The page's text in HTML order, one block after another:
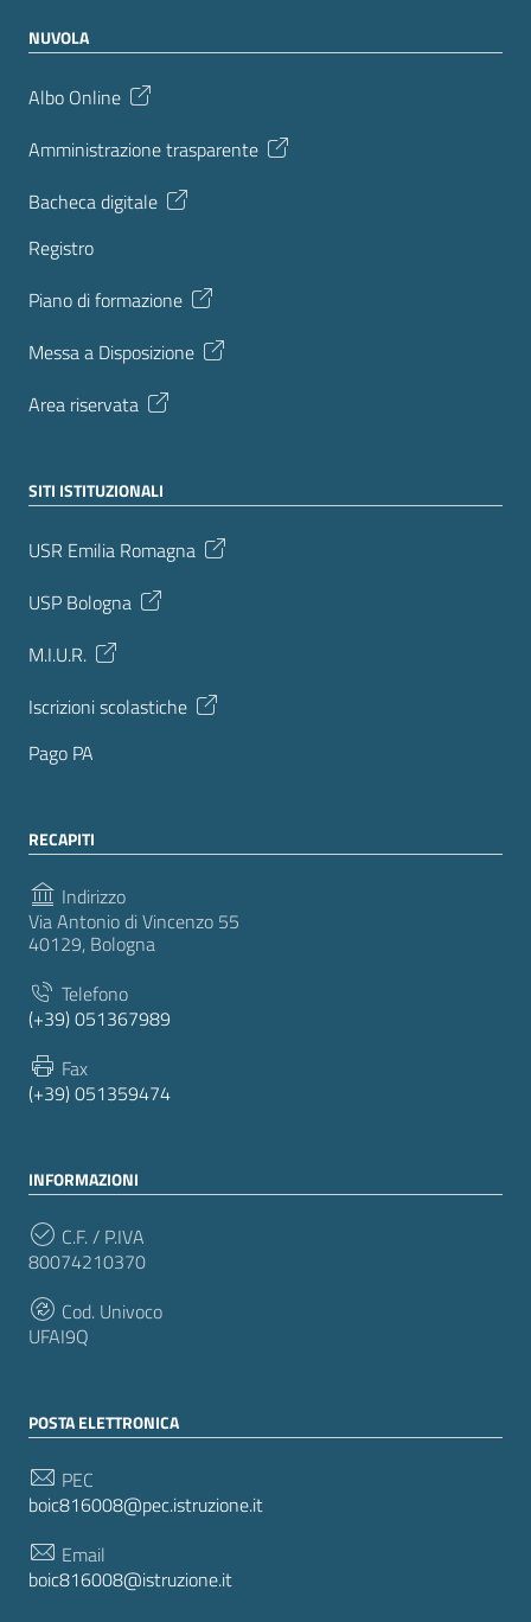
NUVOLA
Albo Online
Amministrazione trasparente
Bacheca digitale
Registro
Piano di formazione
Messa a Disposizione
Area riservata
SITI ISTITUZIONALI
USR Emilia Romagna
USP Bologna
M.I.U.R.
Iscrizioni scolastiche
Pago PA
RECAPITI
Indirizzo
Via Antonio di Vincenzo 55
40129, Bologna
Telefono
(+39) 051367989
Fax
(+39) 051359474
INFORMAZIONI
C.F. / P.IVA
80074210370
Cod. Univoco
UFAI9Q
POSTA ELETTRONICA
PEC
boic816008@pec.istruzione.it
Email
boic816008@istruzione.it